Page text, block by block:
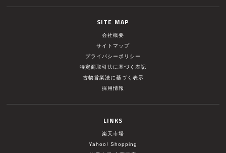
SITE MAP
会社概要
サイトマップ
プライバシーポリシー
特定商取引法に基づく表記
古物営業法に基づく表示
採用情報
LINKS
楽天市場
Yahoo! Shopping